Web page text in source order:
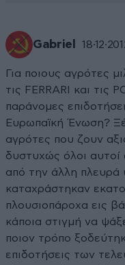
Gabriel
Για ποιους αγρότες
τις FERRARI και τις
παράνομες
Ευρωπαϊκή Ένωση?
αγρότες που ζουν
δυστυχώς όλοι
από την άλλη πλευρά
καταχράστηκαν
πλουσιοπάροχα εις
κάποια στιγμή να
ποιον τρόπο
επιδοτήσεις των